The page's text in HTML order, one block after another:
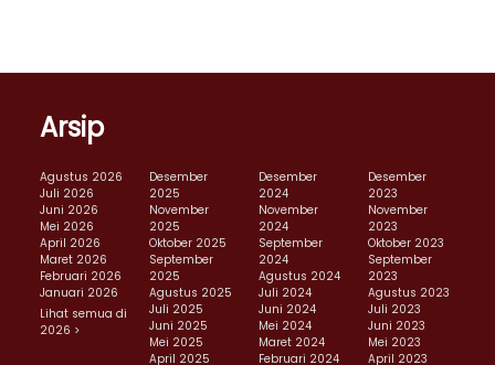
Arsip
Agustus 2026
Juli 2026
Juni 2026
Mei 2026
April 2026
Maret 2026
Februari 2026
Januari 2026
Lihat semua di
2026 >
Desember
2025
November
2025
Oktober 2025
September
2025
Agustus 2025
Juli 2025
Juni 2025
Mei 2025
April 2025
Desember
2024
November
2024
September
2024
Agustus 2024
Juli 2024
Juni 2024
Mei 2024
Maret 2024
Februari 2024
Desember
2023
November
2023
Oktober 2023
September
2023
Agustus 2023
Juli 2023
Juni 2023
Mei 2023
April 2023